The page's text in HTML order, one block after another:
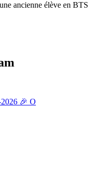
ancienne élève en BTS
2026 🎉 O